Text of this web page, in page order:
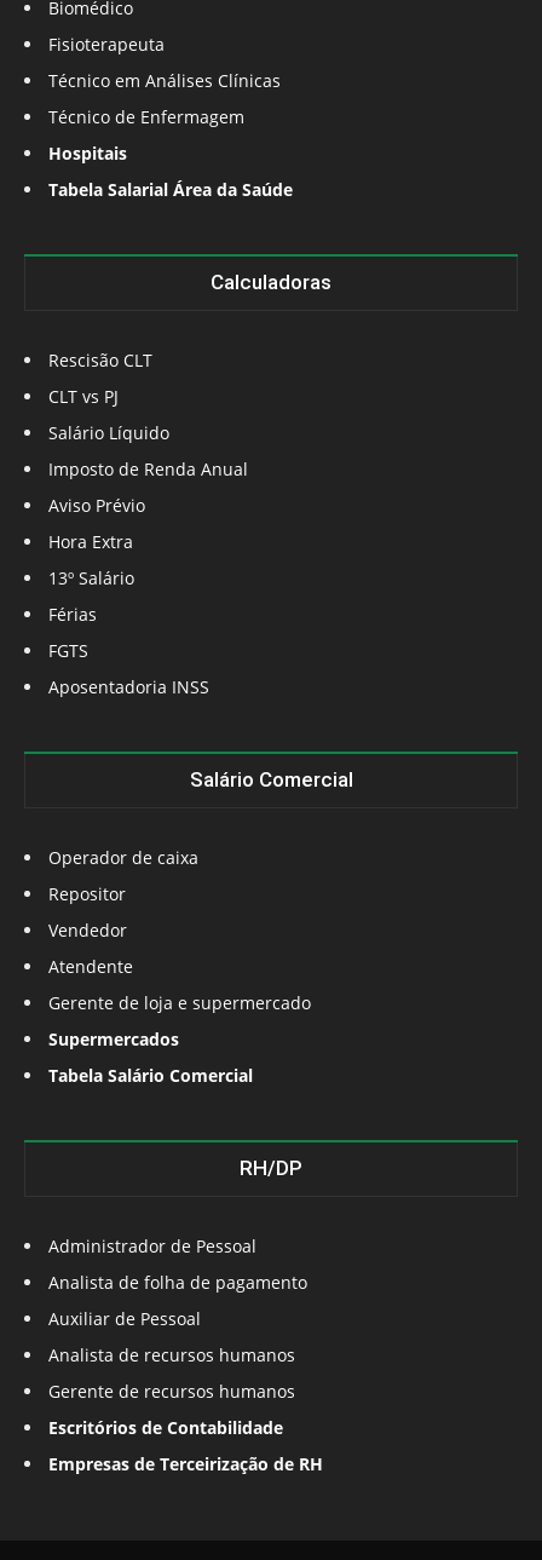
Biomédico
Fisioterapeuta
Técnico em Análises Clínicas
Técnico de Enfermagem
Hospitais
Tabela Salarial Área da Saúde
Calculadoras
Rescisão CLT
CLT vs PJ
Salário Líquido
Imposto de Renda Anual
Aviso Prévio
Hora Extra
13º Salário
Férias
FGTS
Aposentadoria INSS
Salário Comercial
Operador de caixa
Repositor
Vendedor
Atendente
Gerente de loja e supermercado
Supermercados
Tabela Salário Comercial
RH/DP
Administrador de Pessoal
Analista de folha de pagamento
Auxiliar de Pessoal
Analista de recursos humanos
Gerente de recursos humanos
Escritórios de Contabilidade
Empresas de Terceirização de RH